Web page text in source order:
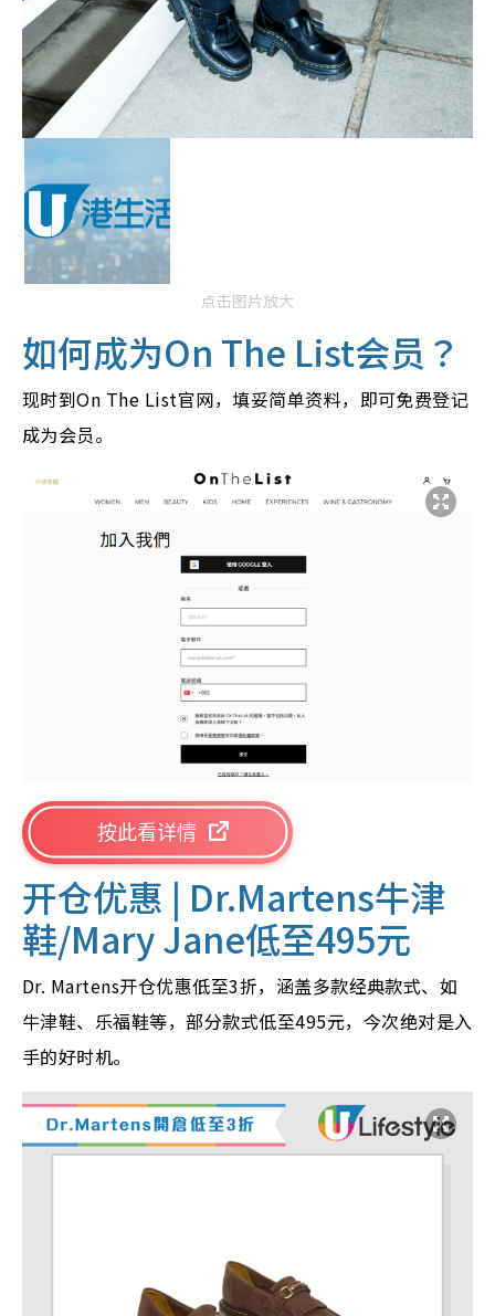
点击图片放大
如何成为On The List会员？
现时到On The List官网，填妥简单资料，即可免费登记
成为会员。
按此看详情
开仓优惠 | Dr.Martens牛津
鞋/Mary Jane低至495元
Dr. Martens开仓优惠低至3折，涵盖多款经典款式、如
牛津鞋、乐福鞋等，部分款式低至495元，今次绝对是入
手的好时机。